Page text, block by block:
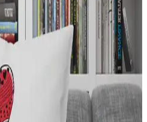
ve fonksiyonellik sağlar.
detaylarıyla dekorasyonunuzu
Setleri: Dekorasyon ve
katkı sağlayan yorgan ve
ve malzeme seçenekleriyle odanıza